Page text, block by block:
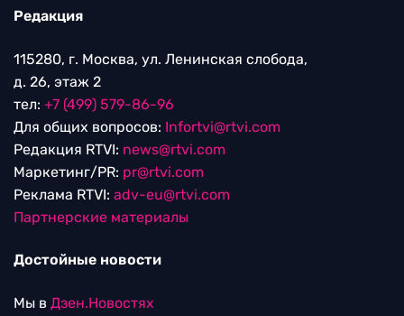
Редакция
115280, г. Москва, ул. Ленинская слобода,
д. 26, этаж 2
тел: +7 (499) 579-86-96
Для общих вопросов: Infortvi@rtvi.com
Редакция RTVI: news@rtvi.com
Маркетинг/PR: pr@rtvi.com
Реклама RTVI: adv-eu@rtvi.com
Партнерские материалы
Достойные новости
Мы в Дзен.Новостях